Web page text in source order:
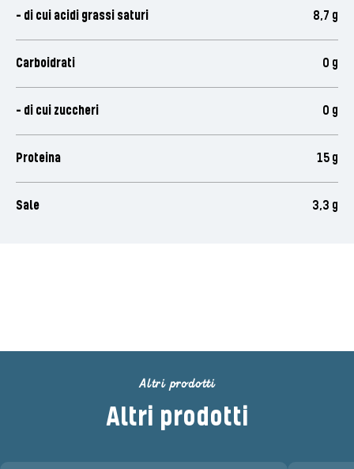
- di cui acidi grassi saturi 8,7 g
Carboidrati 0 g
- di cui zuccheri 0 g
Proteina 15 g
Sale 3,3 g
Altri prodotti
Altri prodotti